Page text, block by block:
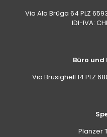
Via Ala Brüga 64 PLZ
IDI-IVA:
Büro und
Via Brüsighell 14 PLZ
Planzer